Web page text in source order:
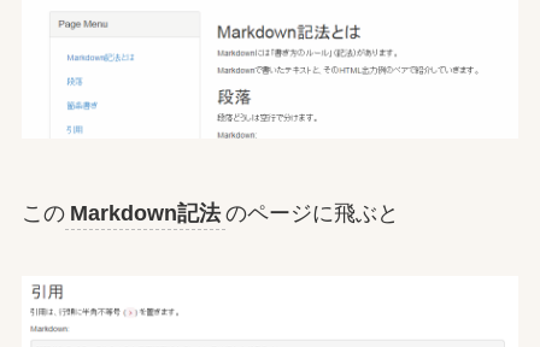
この Markdown記法 のページに飛ぶと